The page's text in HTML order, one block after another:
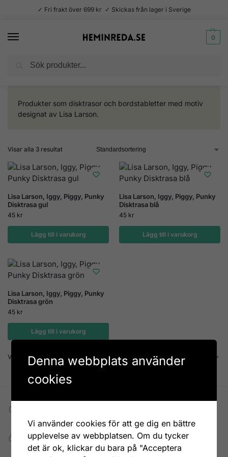
✓ Fri frakt över 699 kr ✓ Skickas från lager i Sverige
0
Kollektioner / Lisa Larson
Produkter som disktrasor och bordstabletter med motiv
designat av Lisa Larson.
Visar alla 3 resultat
Lisa Larson, Iggy, Piggy, Punky
Disktrasa gul
45 kr
Lägg till i varukorg
Lisa Larson, Iggy, Piggy, Punky
Disktrasa blå
45 kr
Lägg till i varukorg
Lisa Larson, Iggy, Piggy, Punky
Disktrasa grön
45 kr
Lägg till i varukorg
Visar alla 3 resultat
Snabb, enkel och säker betalning
Betala allt direkt eller lite i taget med Walley
Denna webbplats använder
cookies
Vi använder cookies för att ge dig en bättre
upplevelse av webbplatsen. Om du tycker
det är ok, klickar du bara på "Acceptera